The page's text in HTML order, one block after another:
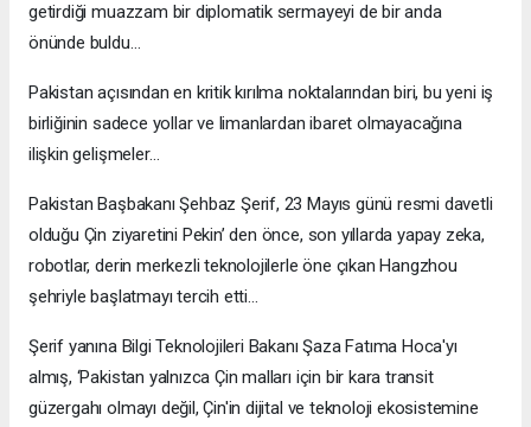
getirdiği muazzam bir diplomatik sermayeyi de bir anda
önünde buldu…
Pakistan açısından en kritik kırılma noktalarından biri, bu yeni iş
birliğinin sadece yollar ve limanlardan ibaret olmayacağına
ilişkin gelişmeler…
Pakistan Başbakanı Şehbaz Şerif, 23 Mayıs günü resmi davetli
olduğu Çin ziyaretini Pekin’ den önce, son yıllarda yapay zeka,
robotlar, derin merkezli teknolojilerle öne çıkan Hangzhou
şehriyle başlatmayı tercih etti…
Şerif yanına Bilgi Teknolojileri Bakanı Şaza Fatıma Hoca'yı
almış, ‘Pakistan yalnızca Çin malları için bir kara transit
güzergahı olmayı değil, Çin'in dijital ve teknoloji ekosistemine